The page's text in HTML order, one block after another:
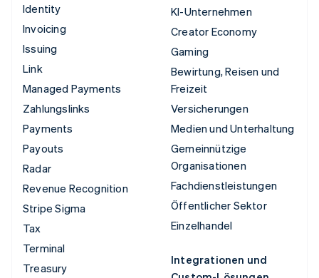
Identity
Invoicing
Issuing
Link
Managed Payments
Zahlungslinks
Payments
Payouts
Radar
Revenue Recognition
Stripe Sigma
Tax
Terminal
Treasury
KI-Unternehmen
Creator Economy
Gaming
Bewirtung, Reisen und
Freizeit
Versicherungen
Medien und Unterhaltung
Gemeinnützige
Organisationen
Fachdienstleistungen
Öffentlicher Sektor
Einzelhandel
Integrationen und